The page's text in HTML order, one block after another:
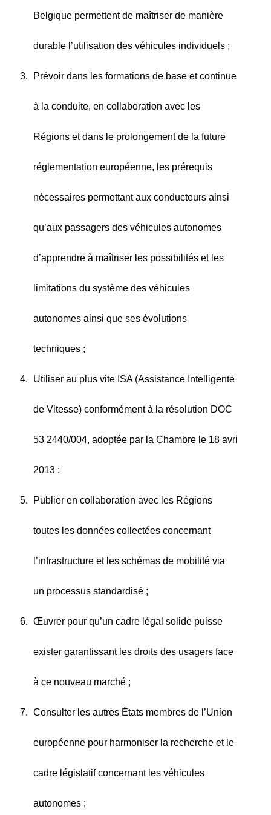
Belgique permettent de maîtriser de manière
durable l’utilisation des véhicules individuels ;
Prévoir dans les formations de base et continue
à la conduite, en collaboration avec les
Régions et dans le prolongement de la future
réglementation européenne, les prérequis
nécessaires permettant aux conducteurs ainsi
qu’aux passagers des véhicules autonomes
d’apprendre à maîtriser les possibilités et les
limitations du système des véhicules
autonomes ainsi que ses évolutions
techniques ;
Utiliser au plus vite ISA (Assistance Intelligente
de Vitesse) conformément à la résolution DOC
53 2440/004, adoptée par la Chambre le 18 avri
2013 ;
Publier en collaboration avec les Régions
toutes les données collectées concernant
l’infrastructure et les schémas de mobilité via
un processus standardisé ;
Œuvrer pour qu’un cadre légal solide puisse
exister garantissant les droits des usagers face
à ce nouveau marché ;
Consulter les autres États membres de l’Union
européenne pour harmoniser la recherche et le
cadre législatif concernant les véhicules
autonomes ;